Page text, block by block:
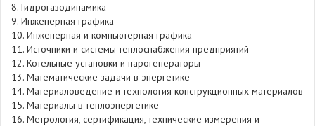
8. Гидрогазодинамика
9. Инженерная графика
10. Инженерная и компьютерная графика
11. Источники и системы теплоснабжения предприятий
12. Котельные установки и парогенераторы
13. Математические задачи в энергетике
14. Материаловедение и технология конструкционных материалов
15. Материалы в теплоэнергетике
16. Метрология, сертификация, технические измерения и